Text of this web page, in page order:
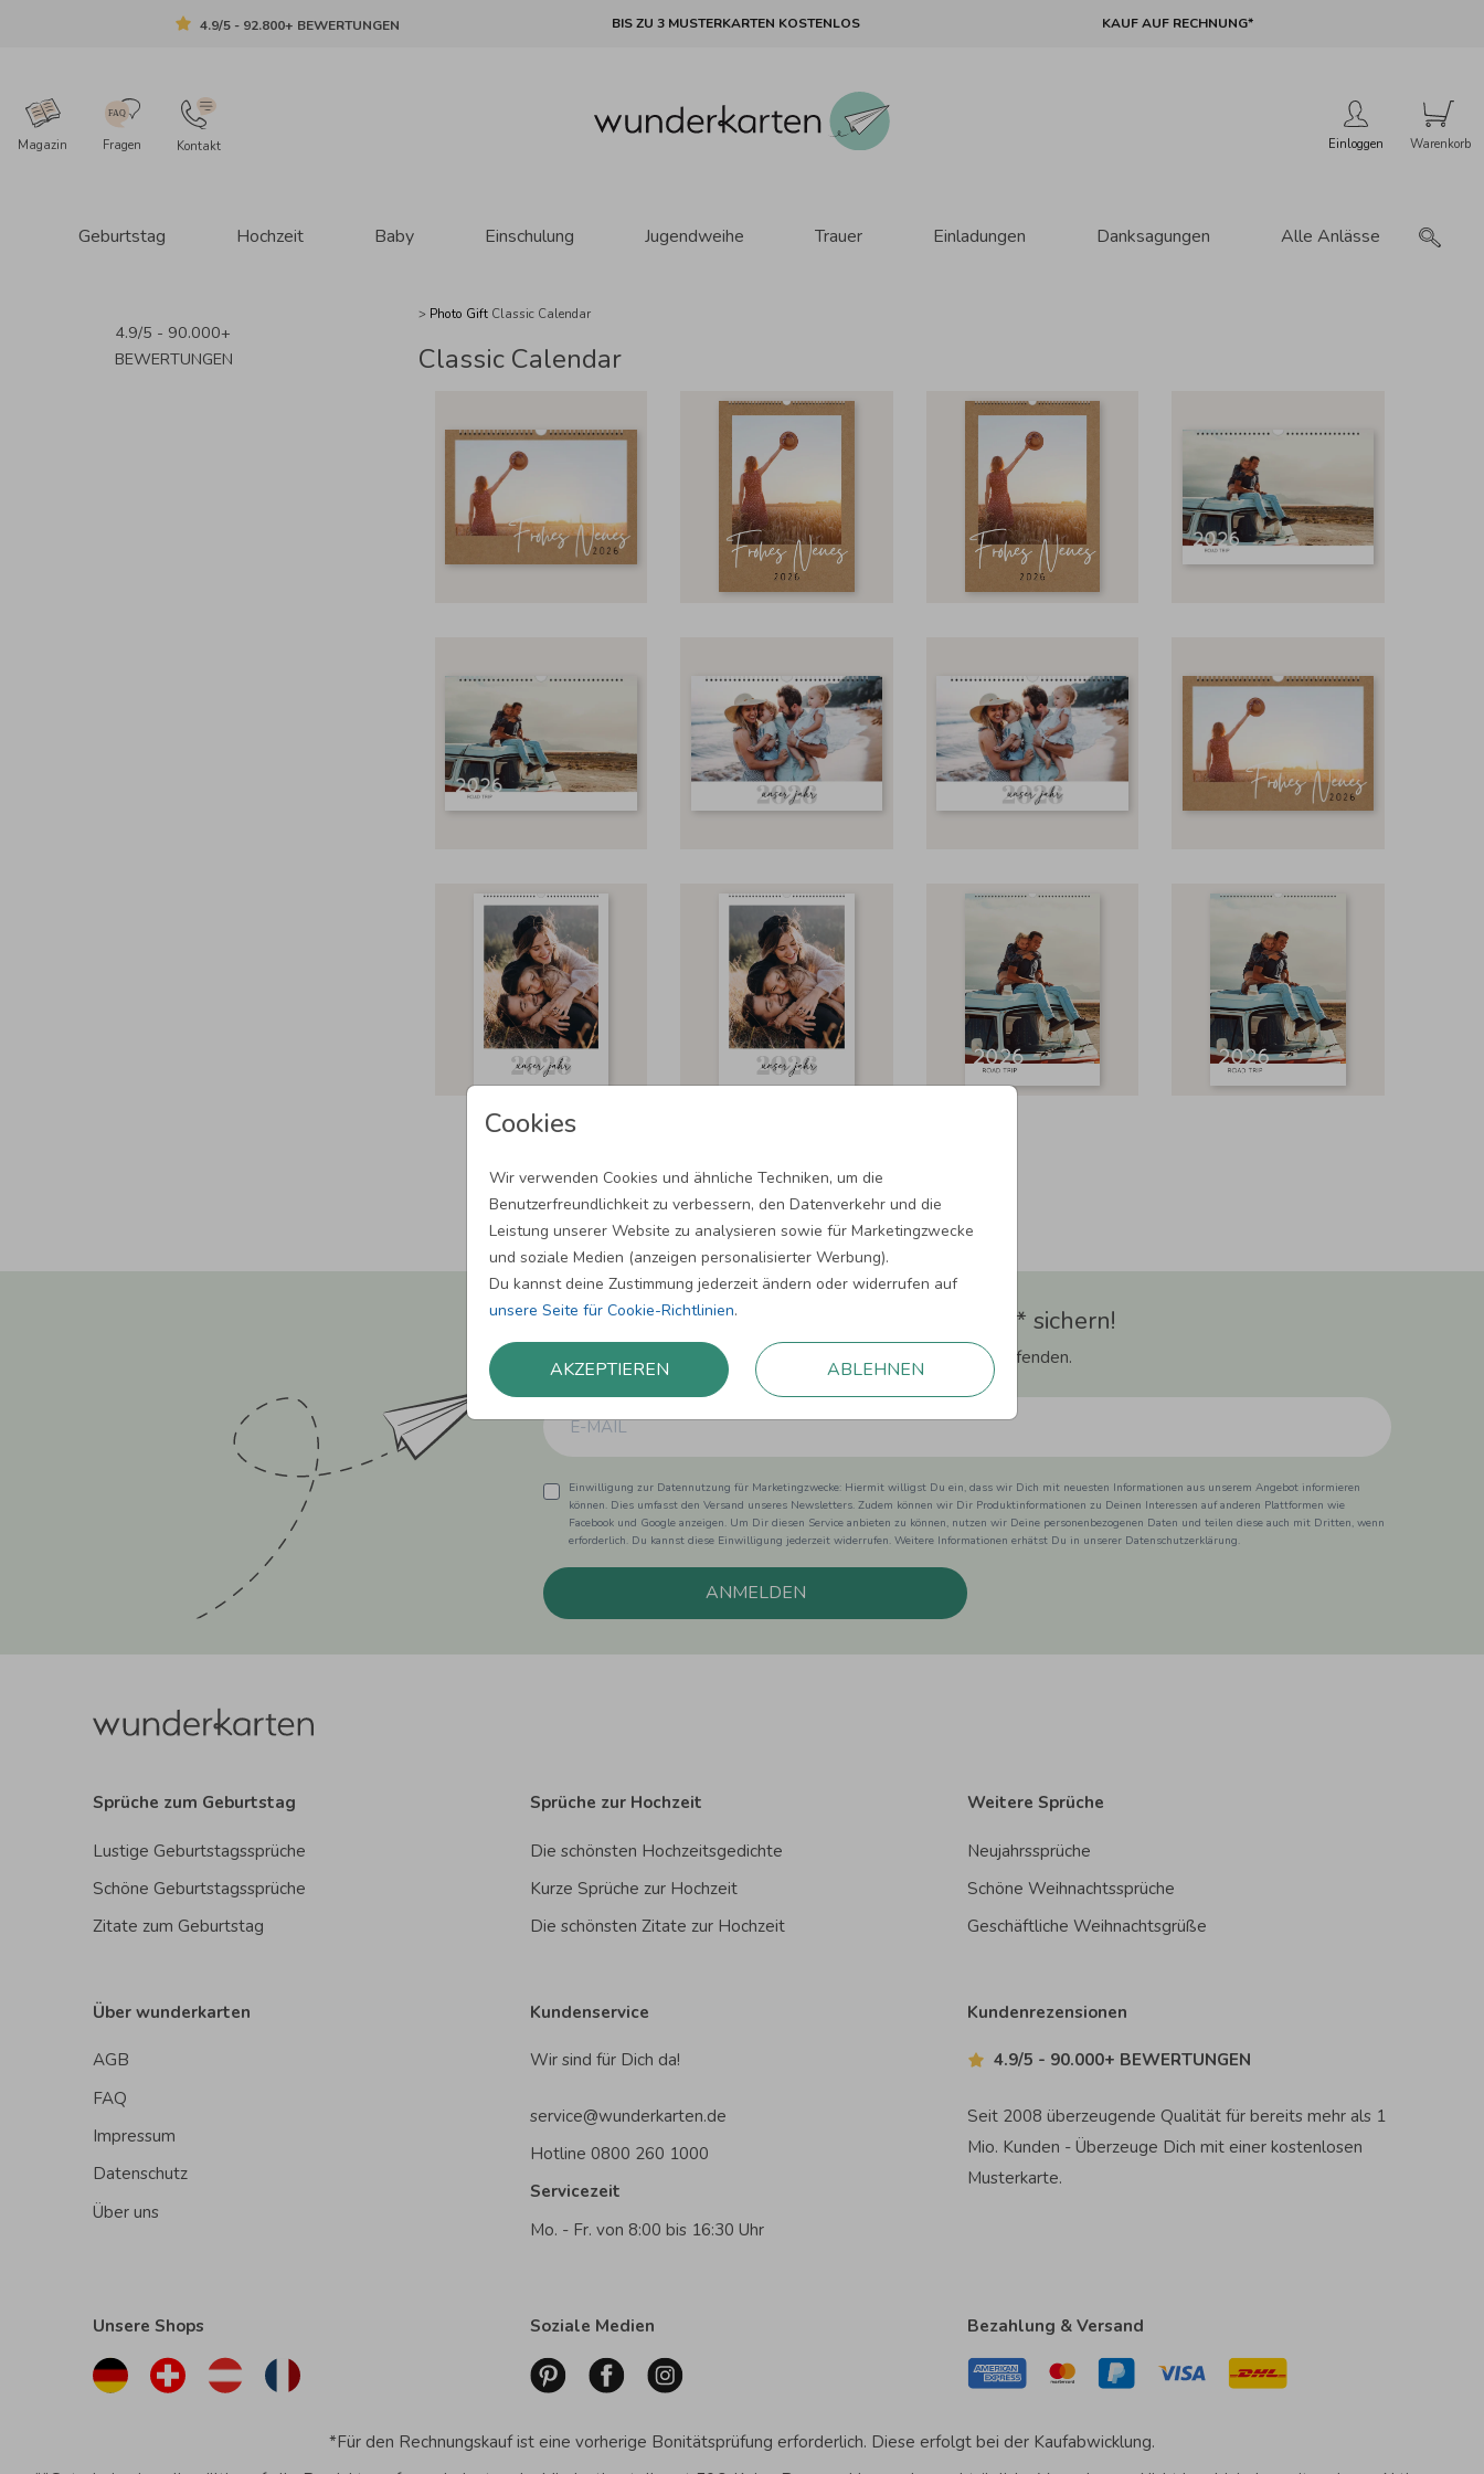
4.9/5 - 92.800+ BEWERTUNGEN BIS ZU 3 MUSTERKARTEN KOSTENLOS KAUF AUF RECHNUNG*
Magazin Fragen Kontakt Einloggen
Geburtstag Hochzeit Baby Einschulung Jugendweihe Trauer Einladungen Danksagungen Alle Anlässe
Cookies
Wir verwenden Cookies und ähnliche Techniken, um die
Benutzerfreundlichkeit zu verbessern, den Datenverkehr und die
Leistung unserer Website zu analysieren sowie für Marketingzwecke
und soziale Medien (anzeigen personalisierter Werbung).
Du kannst deine Zustimmung jederzeit ändern oder widerrufen auf
unsere Seite für Cookie-Richtlinien.
AKZEPTIEREN ABLEHNEN
4.9/5 - 90.000+
BEWERTUNGEN
> Photo Gift Classic Calendar
Classic Calendar
Newsletter abonnieren und 5,00 € Rabatt** sichern!
Melde Dich zu unserem Newsletter an und bleibe auf dem Laufenden.
Einwilligung zur Datennutzung für Marketingzwecke: Hiermit willigst Du ein, dass wir Dich mit neuesten Informationen aus unserem Angebot informieren
können. Dies umfasst den Versand unseres Newsletters. Zudem können wir Dir Produktinformationen zu Deinen Interessen auf anderen Plattformen wie
Facebook und Google anzeigen. Um Dir diesen Service anbieten zu können, nutzen wir Deine personenbezogenen Daten und teilen diese auch mit Dritten, wenn
erforderlich. Du kannst diese Einwilligung jederzeit widerrufen. Weitere Informationen erhätst Du in unserer Datenschutzerklärung.
ANMELDEN
Sprüche zum Geburtstag
Lustige Geburtstagssprüche
Schöne Geburtstagssprüche
Zitate zum Geburtstag
Sprüche zur Hochzeit
Die schönsten Hochzeitsgedichte
Kurze Sprüche zur Hochzeit
Die schönsten Zitate zur Hochzeit
Weitere Sprüche
Neujahrssprüche
Schöne Weihnachtssprüche
Geschäftliche Weihnachtsgrüße
Über wunderkarten
AGB
FAQ
Impressum
Datenschutz
Über uns
Kundenservice
Wir sind für Dich da!
service@wunderkarten.de
Hotline 0800 260 1000
Servicezeit
Mo. - Fr. von 8:00 bis 16:30 Uhr
Kundenrezensionen
4.9/5 - 90.000+ BEWERTUNGEN
Seit 2008 überzeugende Qualität für bereits mehr als 1
Mio. Kunden - Überzeuge Dich mit einer kostenlosen
Musterkarte.
Unsere Shops Soziale Medien Bezahlung & Versand
*Für den Rechnungskauf ist eine vorherige Bonitätsprüfung erforderlich. Diese erfolgt bei der Kaufabwicklung.